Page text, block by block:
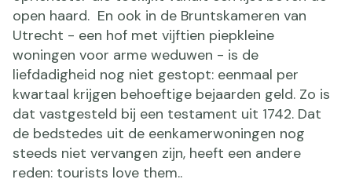
open haard. En ook in de Bruntskameren van
Utrecht - een hof met vijftien piepkleine
woningen voor arme weduwen - is de
liefdadigheid nog niet gestopt: eenmaal per
kwartaal krijgen behoeftige bejaarden geld. Zo is
dat vastgesteld bij een testament uit 1742. Dat
de bedstedes uit de eenkamerwoningen nog
steeds niet vervangen zijn, heeft een andere
reden: tourists love them..